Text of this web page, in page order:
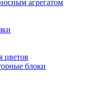
агрегатом
цветов
блоки